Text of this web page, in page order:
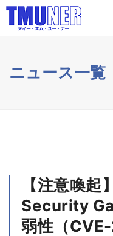
ニュース一覧
【注意喚
Security
弱性（